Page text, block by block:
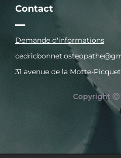
Contact
Demande d'informations
31 avenue de la Motte-
Copyright Ⓒ